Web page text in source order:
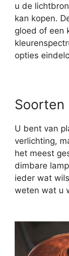
u de
kan kopen.
gloed of een
opties
Soorten
U bent van
verlichting,
het meest
dimbare
ieder wat
weten wat u